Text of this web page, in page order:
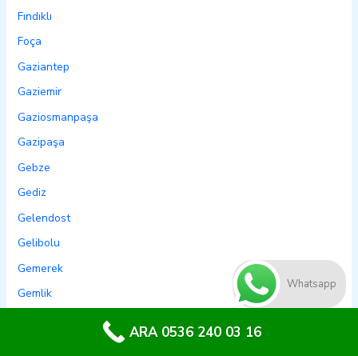
Fındıklı
Foça
Gaziantep
Gaziemir
Gaziosmanpaşa
Gazipaşa
Gebze
Gediz
Gelendost
Gelibolu
Gemerek
Gemlik
Whatsapp
ARA 0536 240 03 16